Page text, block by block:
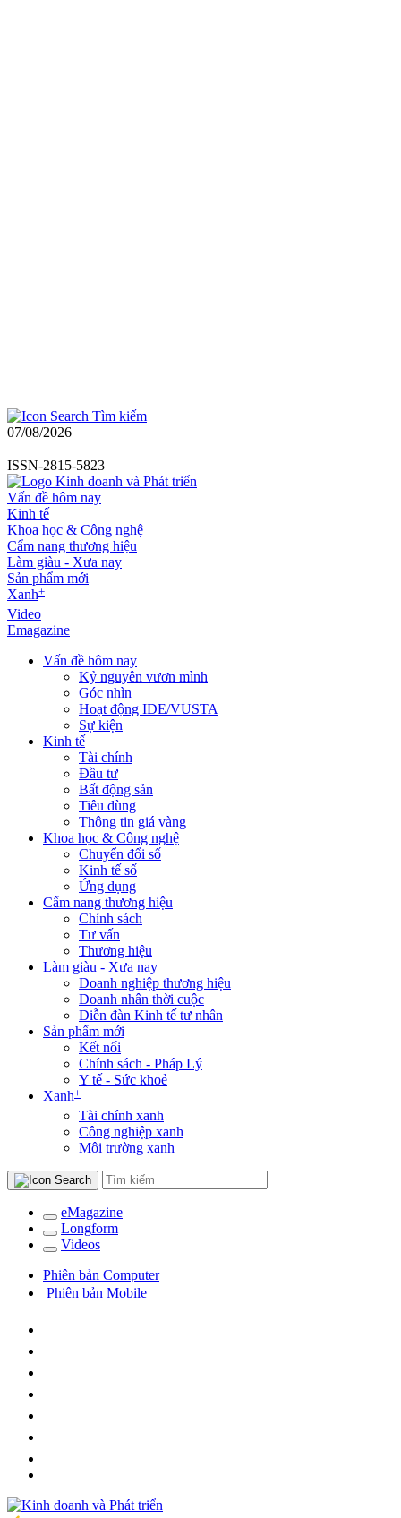
Tìm kiếm
07/08/2026
ISSN-2815-5823
Vấn đề hôm nay
Kinh tế
Khoa học & Công nghệ
Cẩm nang thương hiệu
Làm giàu - Xưa nay
Sản phẩm mới
Xanh+
Video
Emagazine
Vấn đề hôm nay
Kỷ nguyên vươn mình
Góc nhìn
Hoạt động IDE/VUSTA
Sự kiện
Kinh tế
Tài chính
Đầu tư
Bất động sản
Tiêu dùng
Thông tin giá vàng
Khoa học & Công nghệ
Chuyển đổi số
Kinh tế số
Ứng dụng
Cẩm nang thương hiệu
Chính sách
Tư vấn
Thương hiệu
Làm giàu - Xưa nay
Doanh nghiệp thương hiệu
Doanh nhân thời cuộc
Diễn đàn Kinh tế tư nhân
Sản phẩm mới
Kết nối
Chính sách - Pháp Lý
Y tế - Sức khoẻ
Xanh+
Tài chính xanh
Công nghiệp xanh
Môi trường xanh
eMagazine
Longform
Videos
Phiên bản Computer
Phiên bản Mobile